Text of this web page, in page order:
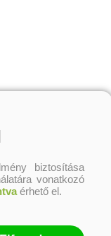
biztosítása
vonatkozó
érhető el.